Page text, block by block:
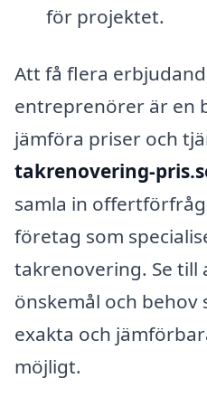
för projektet.
Att få flera
entreprenörer är en
jämföra priser och
takrenovering-
samla in
företag som
takrenovering. Se till
önskemål och behov
exakta och
möjligt.